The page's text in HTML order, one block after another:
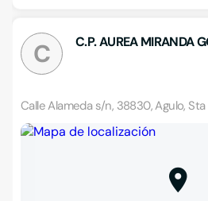
C C.P. AUREA MIRANDA
Calle Alameda s/n, 38830, Agulo,